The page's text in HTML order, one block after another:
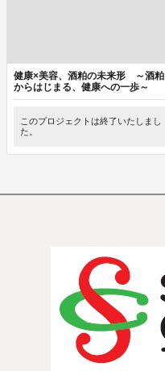
健康×美容、酒粕の未来形 ～酒粕
からはじまる、健康への一歩～
このプロジェクトは終了いたしまし
た。